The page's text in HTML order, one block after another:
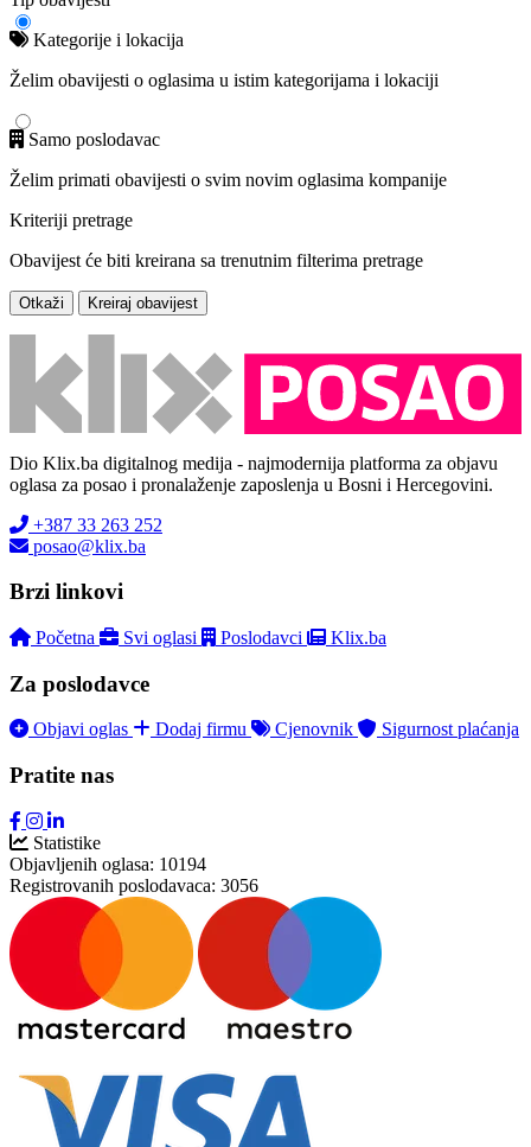
Kategorije i lokacija
Želim obavijesti o oglasima u istim kategorijama i lokaciji
Samo poslodavac
Želim primati obavijesti o svim novim oglasima kompanije
Kriteriji pretrage
Obavijest će biti kreirana sa trenutnim filterima pretrage
Otkaži Kreiraj obavijest
Dio Klix.ba digitalnog medija - najmodernija platforma za objavu
oglasa za posao i pronalaženje zaposlenja u Bosni i Hercegovini.
+387 33 263 252
posao@klix.ba
Brzi linkovi
Početna Svi oglasi Poslodavci Klix.ba
Za poslodavce
Objavi oglas Dodaj firmu Cjenovnik Sigurnost plaćanja
Pratite nas
Statistike
Objavljenih oglasa: 10194
Registrovanih poslodavaca: 3056